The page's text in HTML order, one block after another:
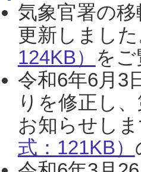
気象官署の
更新しまし
124KB） を
令和6年6月3
りを修正し
お知らせし
式：121KB）